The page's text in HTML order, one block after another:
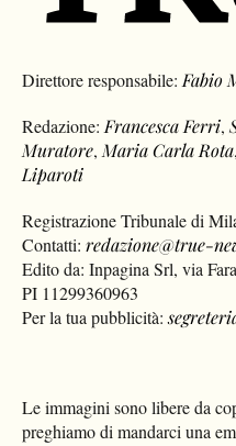
Direttore responsabile: Fabio
Redazione: Francesca Ferri,
Muratore, Maria Carla Rota,
Liparoti
Registrazione Tribunale di
Contatti:redazione@true-
Edito da: Inpagina Srl, via
PI 11299360963
Per la tua pubblicità:
Le immagini sono libere da
preghiamo di mandarci una